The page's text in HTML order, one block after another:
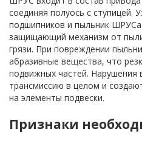
соединяя полуось с ступицей.
подшипников и пыльник
защищающий механизм от
грязи. При повреждении
абразивные вещества, что
подвижных частей.
трансмиссию в целом и
на элементы подвески.
Признаки